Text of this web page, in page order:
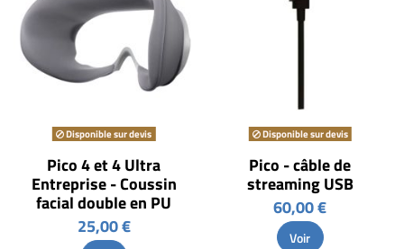
Disponible sur devis
Pico 4 et 4 Ultra
Entreprise - Coussin
facial double en PU
25,00 €
Disponible sur devis
Pico - câble de
streaming USB
60,00 €
Voir